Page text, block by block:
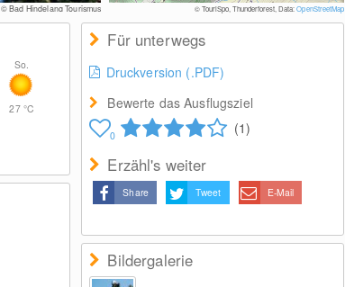
© Bad Hindelang Tourismus © TouriSpo, Thunderforest, Data:OpenStreetMap
So.
27 °C
Für unterwegs
Druckversion (.PDF)
Bewerte das Ausflugsziel
0 (1)
Erzähl's weiter
Share Tweet E-Mail
Bildergalerie